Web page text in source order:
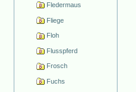
Fledermaus
Fliege
Floh
Flusspferd
Frosch
Fuchs